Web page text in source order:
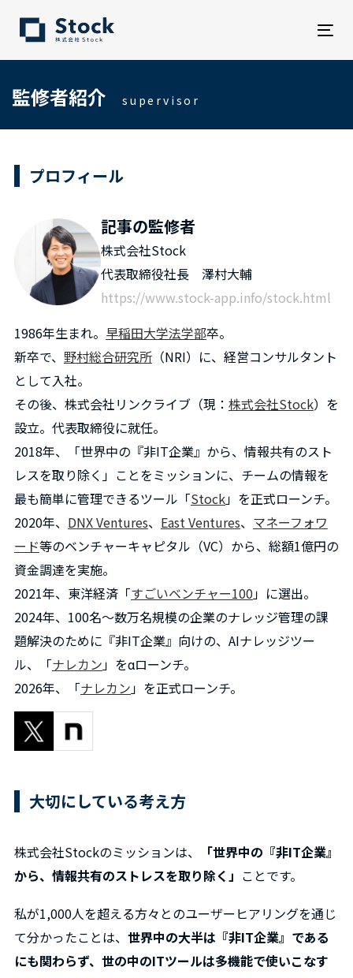
監修者紹介 supervisor
プロフィール
記事の監修者
株式会社Stock
代表取締役社長 澤村大輔
https://www.stock-app.info/stock.html
1986年生まれ。 早稲田大学法学部卒。
新卒で、 野村総合研究所（NRI）に、経営コンサルタント
として入社。
その後、株式会社リンクライブ（現： 株式会社Stock）を
設立。代表取締役に就任。
2018年、「世界中の『非IT企業』から、情報共有のスト
レスを取り除く」ことをミッションに、チームの情報を
最も簡単に管理できるツール「Stock」を正式ローンチ。
2020年、 DNX Ventures、 East Ventures、 マネーフォワ
ード等のベンチャーキャピタル（VC）から、総額1億円の
資金調達を実施。
2021年、東洋経済「すごいベンチャー100」に選出。
2024年、100名～数万名規模の企業のナレッジ管理の課
題解決のために『非IT企業』向けの、AIナレッジツー
ル、「ナレカン」をαローンチ。
2026年、「ナレカン」を正式ローンチ。
大切にしている考え方
株式会社Stockのミッションは、
「世界中の『非IT企業』
から、情報共有のストレスを取り除く」 ことです。
私が1,000人を超える方々とのユーザーヒアリングを通じ
て分かったことは、 世界中の大半は『非IT企業』である
にも関わらず、世の中のITツールは多機能で使いこなす